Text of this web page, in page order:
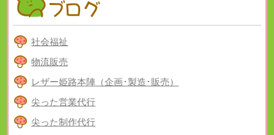
社会福祉
物流販売
レザー姫路本陣（企画･製造･販売）
尖った営業代行
尖った制作代行